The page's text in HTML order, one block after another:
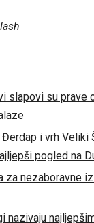
slapovi su prave
Đerdap i vrh Veliki
pogled na
za nezaboravne
nazivaju